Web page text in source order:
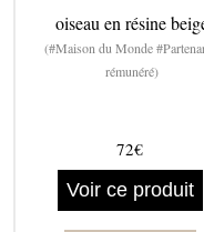
oiseau en résine
(#Maison du Monde
rémunéré)
72€
Voir ce produit